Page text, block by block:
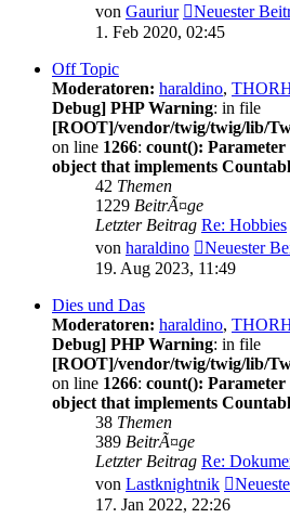
von Gauriur
Neuester
1. Feb 2020, 02:45
Off Topic
Moderatoren: haraldino,
Debug] PHP Warning: in file
[ROOT]/vendor/twig/twig/lib/
on line 1266: count():
object that implements
42 Themen
1229 BeitrÃ¤ge
Letzter Beitrag Re: Hobbies
von haraldino
Neuester
19. Aug 2023, 11:49
Dies und Das
Moderatoren: haraldino,
Debug] PHP Warning: in file
[ROOT]/vendor/twig/twig/lib/
on line 1266: count():
object that implements
38 Themen
389 BeitrÃ¤ge
Letzter Beitrag Re:
von Lastknightnik
17. Jan 2022, 22:26